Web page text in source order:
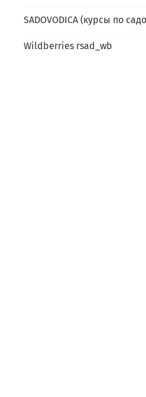
SADOVODICA (курсы по
Wildberries rsad_wb